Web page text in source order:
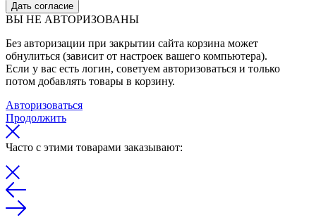
Дать согласие
ВЫ НЕ АВТОРИЗОВАНЫ
Без авторизации при закрытии сайта корзина может
обнулиться (зависит от настроек вашего компьютера).
Если у вас есть логин, советуем авторизоваться и только
потом добавлять товары в корзину.
Авторизоваться
Продолжить
Часто с этими товарами заказывают: